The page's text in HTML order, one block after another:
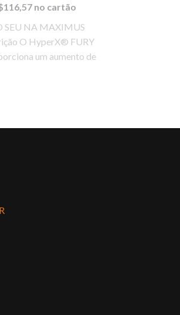
116,57 no cartão
SEU NA MAXIMUS
O HyperX® FURY
um aumento de